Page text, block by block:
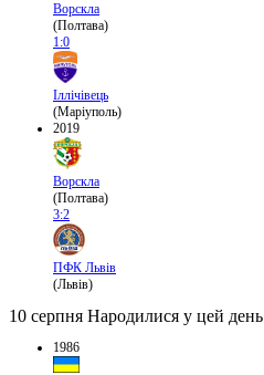
Ворскла
(Полтава)
1:0
Іллічівець
(Маріуполь)
2019
Ворскла
(Полтава)
3:2
ПФК Львів
(Львів)
10 серпня Народилися у цей день
1986